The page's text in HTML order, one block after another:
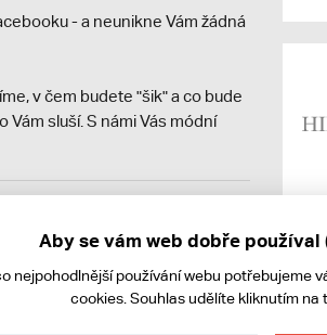
- a neunikne Vám žádná
v čem budete "šik" a co bude
Vám sluší. S námi Vás módní
daně online; v případě
Aby se vám web dobře používal
nejpohodlnější používání webu potřebujeme
cookies. Souhlas udělíte kliknutím na